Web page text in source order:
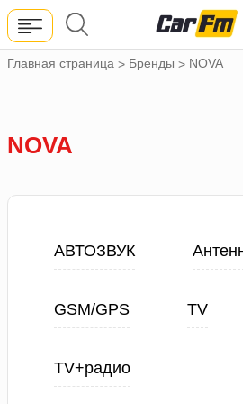
Главная страница > Бренды > NOVA
NOVA
АВТОЗВУК
GSM/GPS TV
TV+радио